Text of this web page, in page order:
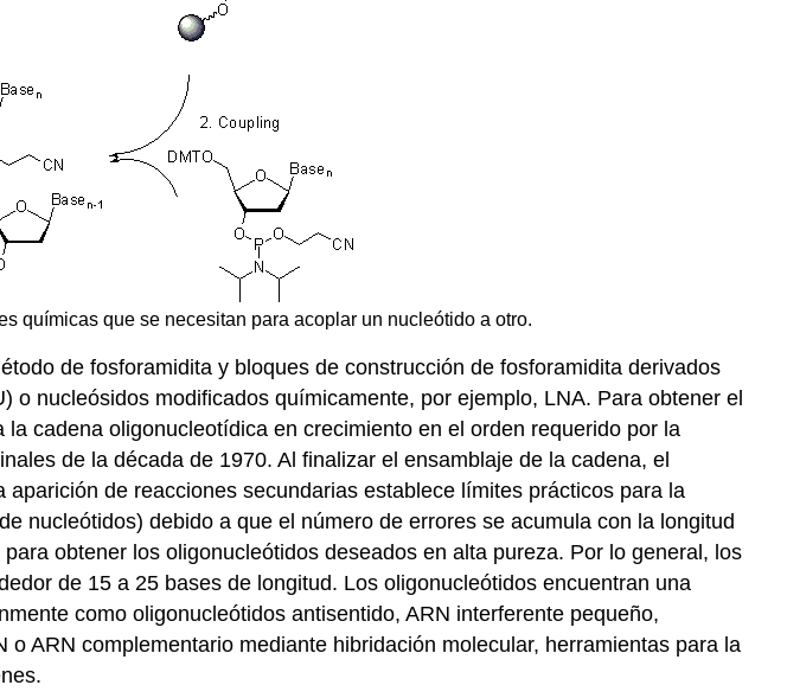
químicas que se necesitan para acoplar un nucleótido a otro.
de fosforamidita y bloques de construcción de fosforamidita derivados
nucleósidos modificados químicamente, por ejemplo, LNA. Para obtener el
cadena oligonucleotídica en crecimiento en el orden requerido por la
de la década de 1970. Al finalizar el ensamblaje de la cadena, el
de reacciones secundarias establece límites prácticos para la
nucleótidos) debido a que el número de errores se acumula con la longitud
obtener los oligonucleótidos deseados en alta pureza. Por lo general, los
de 15 a 25 bases de longitud. Los oligonucleótidos encuentran una
como oligonucleótidos antisentido, ARN interferente pequeño,
ARN complementario mediante hibridación molecular, herramientas para la